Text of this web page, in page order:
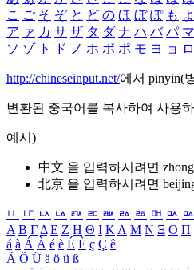
こ ご そ ぞ と ど の ほ ぼ ぽ も よ
ア ァ カ サ ザ タ ダ ナ ハ バ パ マ
ソ ゾ ト ド ノ ホ ボ ポ モ ヨ ョ ロ
http://chineseinput.net/에서 pinyin(
변환된 중국어를 복사하여 사용
예시)
中文 을 입력하시려면
北京 을 입력하시려면
ㅥ ㅦ ㅧ ㅨ ㅩ ㅪ ㅫ ㅬ ㅭ ㅮ ㅯ ㅰ
Α Β ΓΔ Ε Ζ Η Θ Ι ΚΛ Μ Ν Ξ Ο Π
á à Á À é è É È ç Ç ê
Ä Ö Ü ä ö ü ß